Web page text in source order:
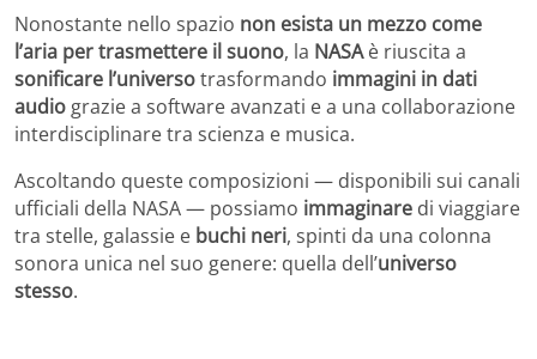
Nonostante nello spazio non esista un mezzo come
l’aria per trasmettere il suono, la NASAè riuscita a
sonificare l’universotrasformando immagini in dati
audio grazie a software avanzati e a una collaborazione
interdisciplinare tra scienza e musica.
Ascoltando queste composizioni — disponibili sui canali
ufficiali della NASA — possiamo immaginare di viaggiare
tra stelle, galassie e buchi neri, spinti da una colonna
sonora unica nel suo genere: quella dell’universo
stesso.